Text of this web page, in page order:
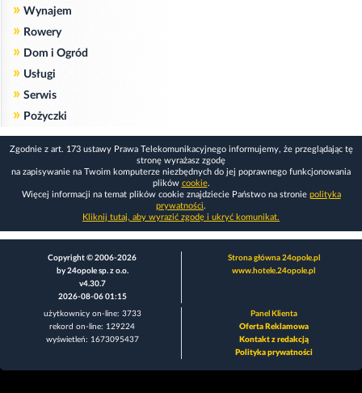
» Wynajem
» Rowery
» Dom i Ogród
» Usługi
» Serwis
» Pożyczki
Zgodnie z art. 173 ustawy Prawa Telekomunikacyjnego informujemy, że przeglądając tę
stronę wyrażasz zgodę
na zapisywanie na Twoim komputerze niezbędnych do jej poprawnego funkcjonowania
plików cookie.
Więcej informacji na temat plików cookie znajdziecie Państwo na stronie polityka
prywatności.
Kliknij tutaj, aby wyrazić zgodę i ukryć komunikat.
Copyright © 2006-2026
by 24opole sp. z o.o.
v4.30.7
2026-08-06 01:15
Strona główna 24opole.pl
www.hotele.24opole.pl
użytkownicy on-line: 3733
rekord on-line: 129224
wyświetleń: 1673095437
Panel Klienta
Oferta Reklamowa
Kontakt z redakcją
Polityka prywatności